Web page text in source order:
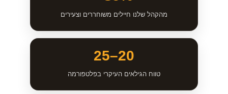
מהקהל שלנו חיילים משוחררים וצעירים
20–25
טווח הגילאים העיקרי בפלטפורמה